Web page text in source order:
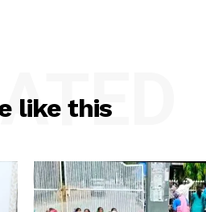
like this